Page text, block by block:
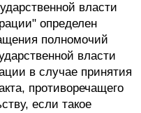
власти
определен
полномочий
власти
в случае принятия
противоречащего
если такое